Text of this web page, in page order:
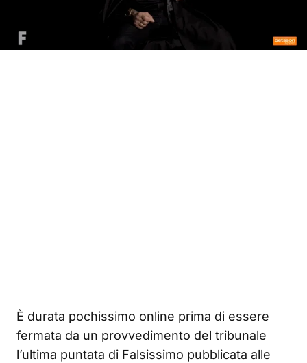
È durata pochissimo online prima di essere
fermata da un provvedimento del tribunale
l’ultima puntata di Falsissimo pubblicata alle